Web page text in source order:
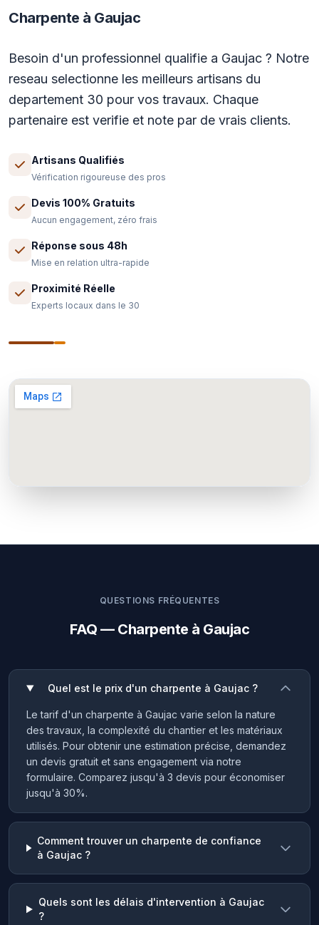
Charpente à Gaujac
Besoin d'un professionnel qualifie a Gaujac ? Notre
reseau selectionne les meilleurs artisans du
departement 30 pour vos travaux. Chaque
partenaire est verifie et note par de vrais clients.
Artisans Qualifiés
Vérification rigoureuse des pros
Devis 100% Gratuits
Aucun engagement, zéro frais
Réponse sous 48h
Mise en relation ultra-rapide
Proximité Réelle
Experts locaux dans le 30
QUESTIONS FRÉQUENTES
FAQ — Charpente à Gaujac
Quel est le prix d'un charpente à Gaujac ?
Le tarif d'un charpente à Gaujac varie selon la nature
des travaux, la complexité du chantier et les matériaux
utilisés. Pour obtenir une estimation précise, demandez
un devis gratuit et sans engagement via notre
formulaire. Comparez jusqu'à 3 devis pour économiser
jusqu'à 30%.
Comment trouver un charpente de confiance
à Gaujac ?
Quels sont les délais d'intervention à Gaujac
?